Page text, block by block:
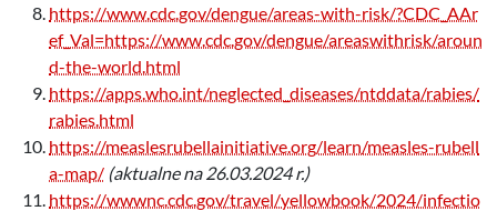
https://www.cdc.gov/dengue/areas-with-risk/?CDC_AAr
ef_Val=https://www.cdc.gov/dengue/areaswithrisk/aroun
d-the-world.html
https://apps.who.int/neglected_diseases/ntddata/rabies/
rabies.html
https://measlesrubellainitiative.org/learn/measles-rubell
a-map/ (aktualne na 26.03.2024 r.)
https://wwwnc.cdc.gov/travel/yellowbook/2024/infectio